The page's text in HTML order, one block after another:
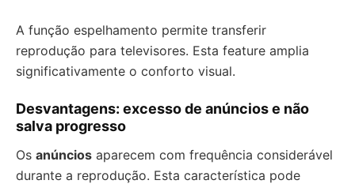
A função espelhamento permite transferir
reprodução para televisores. Esta feature amplia
significativamente o conforto visual.
Desvantagens: excesso de anúncios e não
salva progresso
Os anúncios aparecem com frequência considerável
durante a reprodução. Esta característica pode